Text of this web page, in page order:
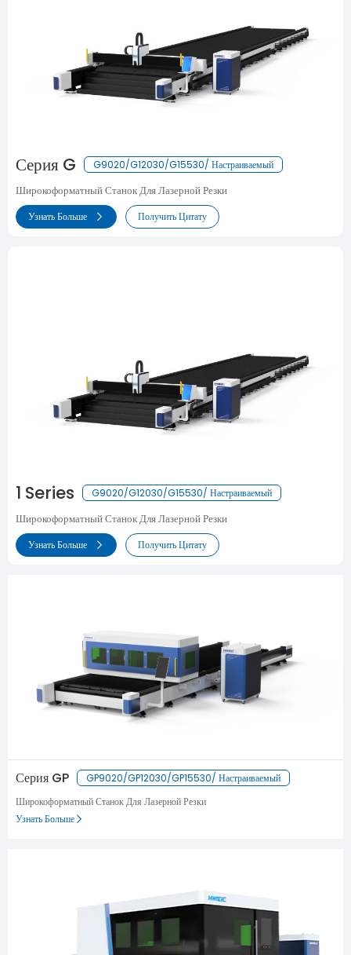
Серия G G9020/G12030/G15530/ Настраиваемый
Широкоформатный Станок Для Лазерной Резки
Узнать Больше Получить Цитату
1 Series G9020/G12030/G15530/ Настраиваемый
Широкоформатный Станок Для Лазерной Резки
Узнать Больше Получить Цитату
Серия GP
GP9020/GP12030/GP15530/ Настраиваемый
Широкоформатный Станок Для Лазерной Резки
Узнать Больше